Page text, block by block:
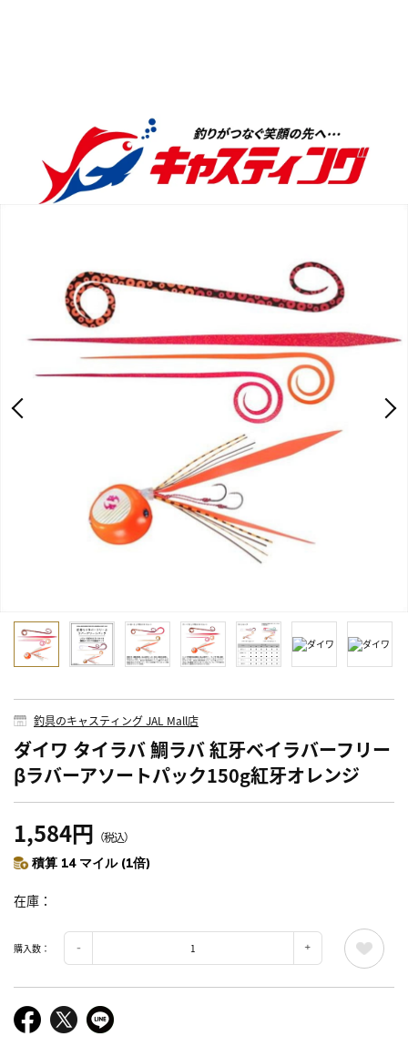
釣具のキャスティング JAL Mall店
ダイワ タイラバ 鯛ラバ 紅牙ベイラバーフリー
βラバーアソートパック150g紅牙オレンジ
1,584円 （税込）
積算 14 マイル (1倍)
在庫
購入数：